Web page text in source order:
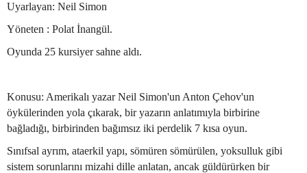
Uyarlayan: Neil Simon
Yöneten : Polat İnangül.
Oyunda 25 kursiyer sahne aldı.
Konusu: Amerikalı yazar Neil Simon'un Anton Çehov'un
öykülerinden yola çıkarak, bir yazarın anlatımıyla birbirine
bağladığı, birbirinden bağımsız iki perdelik 7 kısa oyun.
Sınıfsal ayrım, ataerkil yapı, sömüren sömürülen, yoksulluk gibi
sistem sorunlarını mizahi dille anlatan, ancak güldürürken bir